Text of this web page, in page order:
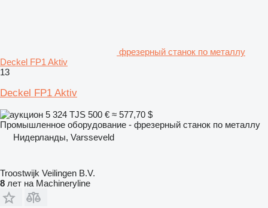
фрезерный станок по металлу
Deckel FP1 Aktiv
13
Deckel FP1 Aktiv
5 324 TJS 500 € ≈ 577,70 $
Промышленное оборудование - фрезерный станок по металлу
Нидерланды, Varsseveld
Troostwijk Veilingen B.V.
8 лет на Machineryline